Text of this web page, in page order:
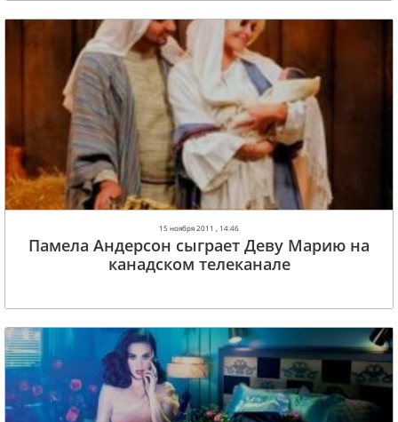
15 ноября 2011 , 14:46
Памела Андерсон сыграет Деву Марию на
канадском телеканале